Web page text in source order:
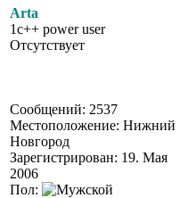
Arta
1c++ power user
Отсутствует
Сообщений: 2537
Местоположение: Нижний
Новгород
Зарегистрирован: 19. Мая
2006
Пол: